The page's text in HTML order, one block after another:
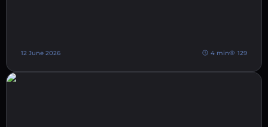
12 June 2026 4 min 129